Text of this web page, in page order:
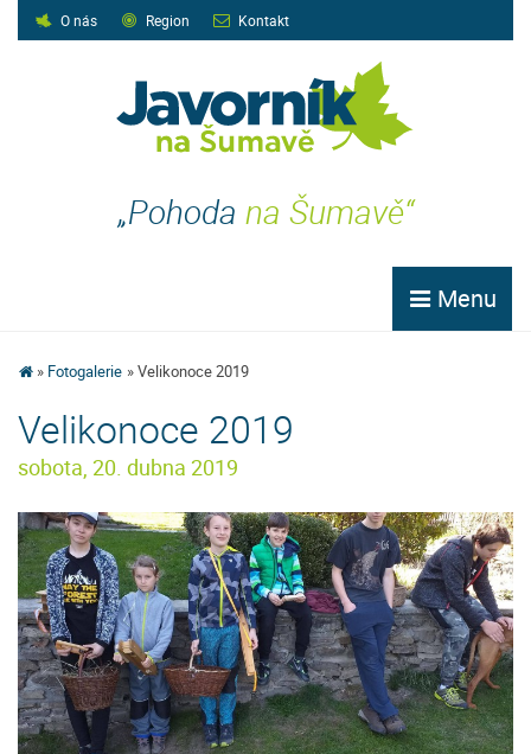
O nás Region Kontakt
„Pohoda na Šumavě“
Menu
Fotogalerie Velikonoce 2019
Velikonoce 2019
sobota, 20. dubna 2019